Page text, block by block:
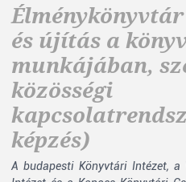
és újítás a
munkájában,
közösségi
képzés)
A budapesti Könyvtári Intézet, a